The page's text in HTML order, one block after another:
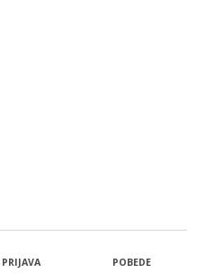
PRIJAVA POBEDE